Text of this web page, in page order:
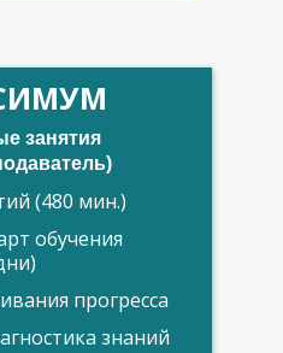
занятия
(480 мин.)
обучения
прогресса
знаний